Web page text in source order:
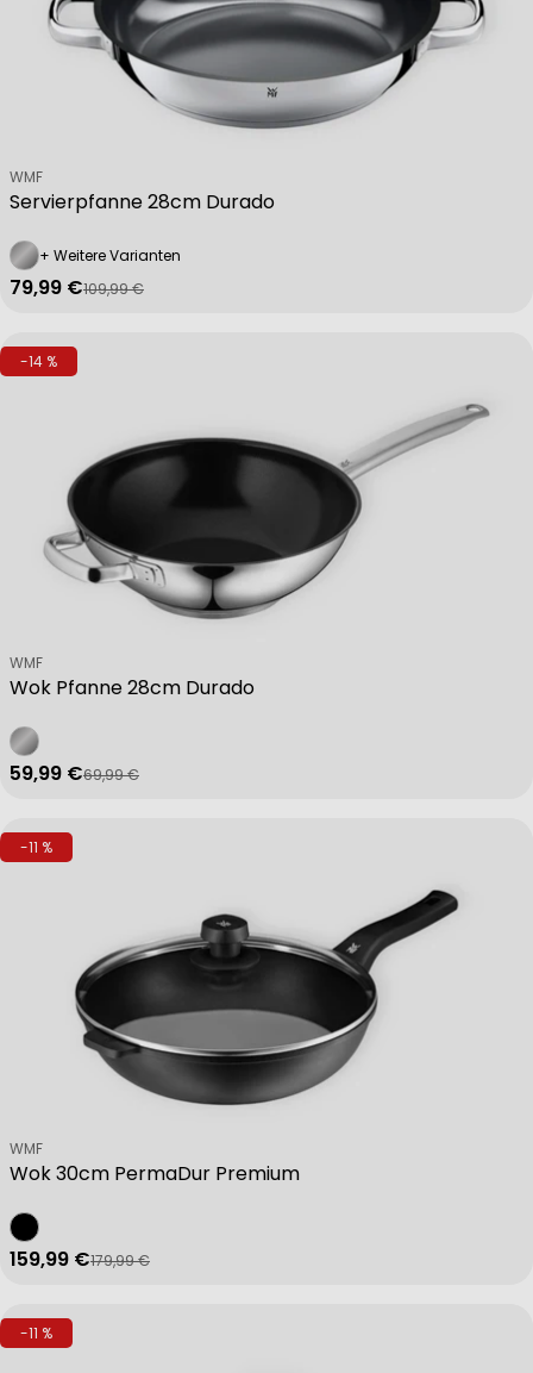
Non-IAB processing purposes:
Necessary
Servierpfanne 28cm Durado
Verkäufer:
WMF
+ Weitere Varianten
Verkaufspreis
79,99 €
Regulärer Preis
109,99 €
-14 %
Wok Pfanne 28cm Durado
Verkäufer:
WMF
Verkaufspreis
59,99 €
Regulärer Preis
69,99 €
-11 %
Wok 30cm PermaDur Premium
Verkäufer:
WMF
Verkaufspreis
159,99 €
Regulärer Preis
179,99 €
-11 %